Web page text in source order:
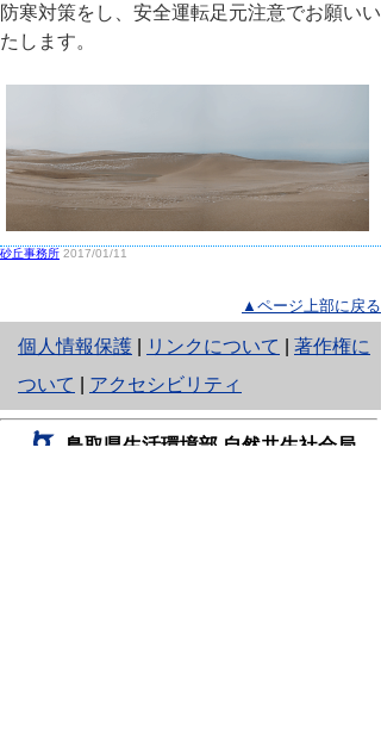
防寒対策をし、安全運転足元注意でお願いい
たします。
砂丘事務所 2017/01/11
▲ページ上部に戻る
個人情報保護
と
り
ネ
リンクについて
著作権に
ついて
アクセシビリティ
鳥取県生活環境部 自然共生社会局